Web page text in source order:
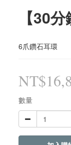
【30
6爪鑽石耳環
數量